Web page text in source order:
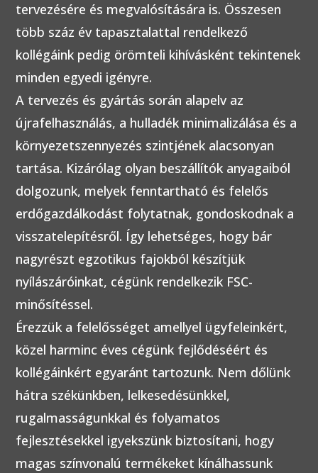
tervezésére és megvalósítására is. Összesen
több száz év tapasztalattal rendelkező
kollégáink pedig örömteli kihívásként tekintenek
minden egyedi igényre.
A tervezés és gyártás során alapelv az
újrafelhasználás, a hulladék minimalizálása és a
környezetszennyezés szintjének alacsonyan
tartása. Kizárólag olyan beszállítók anyagaiból
dolgozunk, melyek fenntartható és felelős
erdőgazdálkodást folytatnak, gondoskodnak a
visszatelepítésről. Így lehetséges, hogy bár
nagyrészt egzotikus fajokból készítjük
nyílászáróinkat, cégünk rendelkezik FSC-
minősítéssel.
Érezzük a felelősséget amellyel ügyfeleinkért,
közel harminc éves cégünk fejlődéséért és
kollégáinkért egyaránt tartozunk. Nem dőlünk
hátra székünkben, lelkesedésünkkel,
rugalmasságunkkal és folyamatos
fejlesztésekkel igyekszünk biztosítani, hogy
magas színvonalú termékeket kínálhassunk